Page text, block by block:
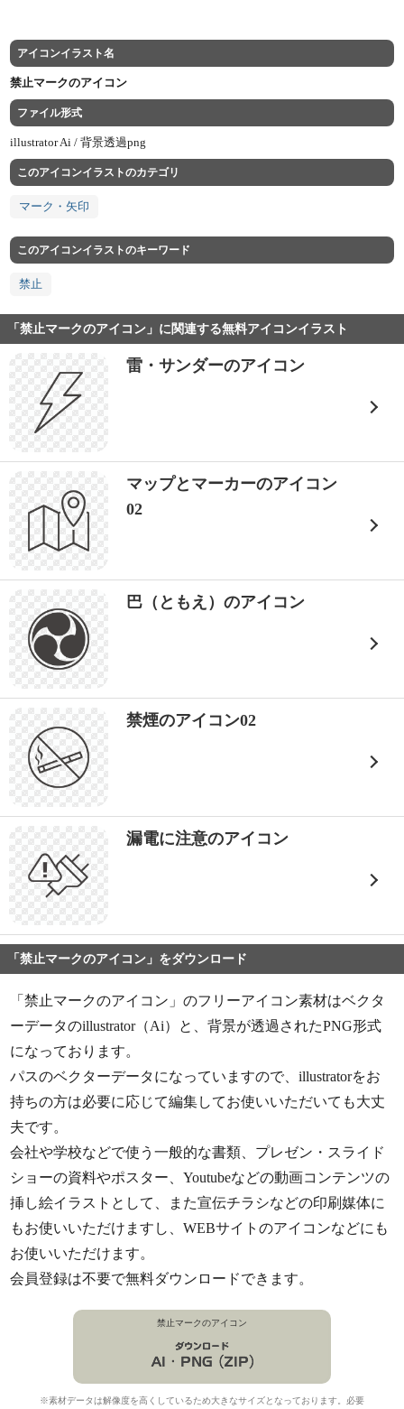
アイコンイラスト名
禁止マークのアイコン
ファイル形式
illustrator Ai /背景透過png
このアイコンイラストのカテゴリ
マーク・矢印
このアイコンイラストのキーワード
禁止
「禁止マークのアイコン」に関連する無料アイコンイラスト
雷・サンダーのアイコン
マップとマーカーのアイコン
02
巴（ともえ）のアイコン
禁煙のアイコン02
漏電に注意のアイコン
「禁止マークのアイコン」をダウンロード
「禁止マークのアイコン」のフリーアイコン素材はベクタ
ーデータのillustrator（Ai）と、背景が透過されたPNG形式
になっております。
パスのベクターデータになっていますので、illustratorをお
持ちの方は必要に応じて編集してお使いいただいても大丈
夫です。
会社や学校などで使う一般的な書類、プレゼン・スライド
ショーの資料やポスター、Youtubeなどの動画コンテンツの
挿し絵イラストとして、また宣伝チラシなどの印刷媒体に
もお使いいただけますし、WEBサイトのアイコンなどにも
お使いいただけます。
会員登録は不要で無料ダウンロードできます。
禁止マークのアイコン
※素材データは解像度を高くしているため大きなサイズとなっております。必要